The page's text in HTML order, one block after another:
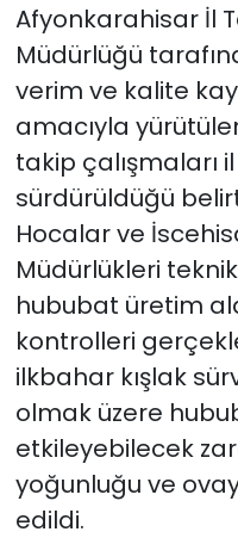
Afyonkarahisar İl
Müdürlüğü
verim ve kalite
amacıyla
takip çalışmaları
sürdürüldüğü
Hocalar ve
Müdürlükleri
hububat üretim
kontrolleri
ilkbahar kışlak
olmak üzere
etkileyebilecek
yoğunluğu ve
edildi.